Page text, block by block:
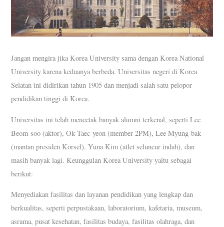
Jangan mengira jika Korea University sama dengan Korea National
University karena keduanya berbeda. Universitas negeri di Korea
Selatan ini didirikan tahun 1905 dan menjadi salah satu pelopor
pendidikan tinggi di Korea.
Universitas ini telah mencetak banyak alumni terkenal, seperti Lee
Beom-soo (aktor), Ok Taec-yeon (member 2PM), Lee Myung-bak
(mantan presiden Korsel), Yuna Kim (atlet seluncur indah), dan
masih banyak lagi. Keunggulan Korea University yaitu sebagai
berikut:
Menyediakan fasilitas dan layanan pendidikan yang lengkap dan
berkualitas, seperti perpustakaan, laboratorium, kafetaria, museum,
asrama, pusat kesehatan, fasilitas budaya, fasilitas olahraga, dan